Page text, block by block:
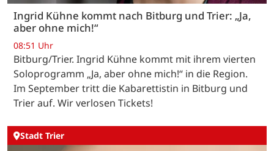
Ingrid Kühne kommt nach Bitburg und Trier: „Ja,
aber ohne mich!“
08:51 Uhr
Bitburg/Trier. Ingrid Kühne kommt mit ihrem vierten
Soloprogramm „Ja, aber ohne mich!“ in die Region.
Im September tritt die Kabarettistin in Bitburg und
Trier auf. Wir verlosen Tickets!
Stadt Trier